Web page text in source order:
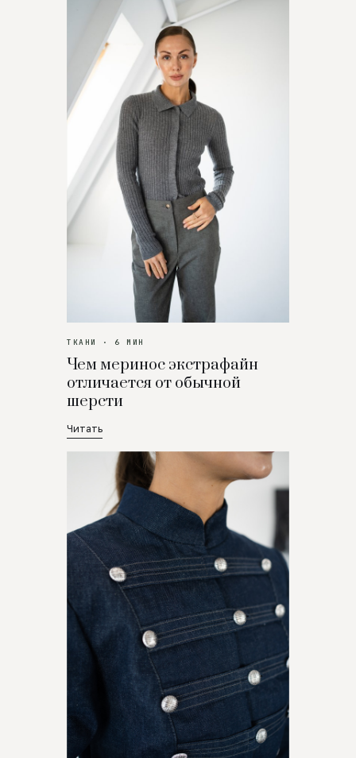
ТКАНИ · 6 МИН
Чем меринос экстрафайн
отличается от обычной
шерсти
Читать